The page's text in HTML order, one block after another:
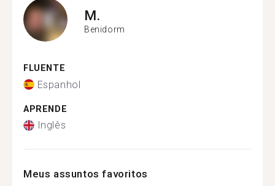
M.
Benidorm
FLUENTE
Espanhol
APRENDE
Inglês
Meus assuntos favoritos